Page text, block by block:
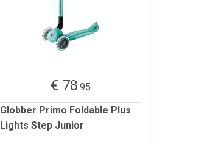
€ 78.95
Globber Primo Foldable Plus
Lights Step Junior